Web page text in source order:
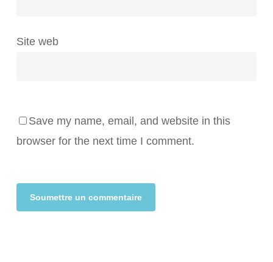
Site web
Save my name, email, and website in this
browser for the next time I comment.